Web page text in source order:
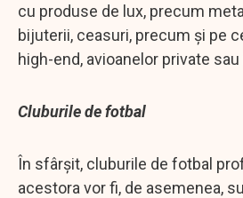
cu produse de lux, precum
bijuterii, ceasuri, precum și pe
high-end, avioanelor private sau
Cluburile de fotbal
În sfârșit, cluburile de fotbal
acestora vor fi, de asemenea,